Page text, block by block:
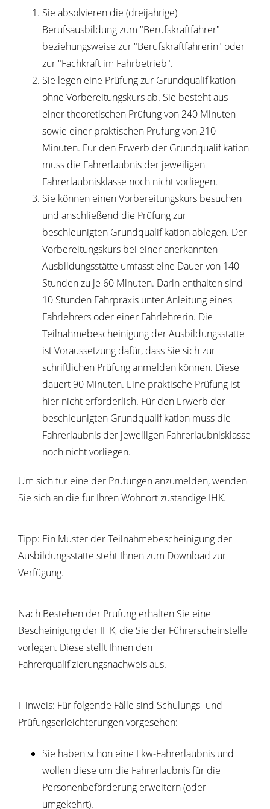
Sie absolvieren die (dreijährige)
Berufsausbildung zum "Berufskraftfahrer"
beziehungsweise zur "Berufskraftfahrerin" oder
zur "Fachkraft im Fahrbetrieb".
Sie legen eine Prüfung zur Grundqualifikation
ohne Vorbereitungskurs ab. Sie besteht aus
einer theoretischen Prüfung von 240 Minuten
sowie einer praktischen Prüfung von 210
Minuten. Für den Erwerb der Grundqualifikation
muss die Fahrerlaubnis der jeweiligen
Fahrerlaubnisklasse noch nicht vorliegen.
Sie können einen Vorbereitungskurs besuchen
und anschließend die Prüfung zur
beschleunigten Grundqualifikation ablegen. Der
Vorbereitungskurs bei einer anerkannten
Ausbildungsstätte umfasst eine Dauer von 140
Stunden zu je 60 Minuten. Darin enthalten sind
10 Stunden Fahrpraxis unter Anleitung eines
Fahrlehrers oder einer Fahrlehrerin. Die
Teilnahmebescheinigung der Ausbildungsstätte
ist Voraussetzung dafür, dass Sie sich zur
schriftlichen Prüfung anmelden können. Diese
dauert 90 Minuten. Eine praktische Prüfung ist
hier nicht erforderlich. Für den Erwerb der
beschleunigten Grundqualifikation muss die
Fahrerlaubnis der jeweiligen Fahrerlaubnisklasse
noch nicht vorliegen.
Um sich für eine der Prüfungen anzumelden, wenden
Sie sich an die für Ihren Wohnort zuständige IHK.
Tipp: Ein Muster der Teilnahmebescheinigung der
Ausbildungsstätte steht Ihnen zum Download zur
Verfügung.
Nach Bestehen der Prüfung erhalten Sie eine
Bescheinigung der IHK, die Sie der Führerscheinstelle
vorlegen. Diese stellt Ihnen den
Fahrerqualifizierungsnachweis aus.
Hinweis: Für folgende Fälle sind Schulungs- und
Prüfungserleichterungen vorgesehen:
Sie haben schon eine Lkw-Fahrerlaubnis und
wollen diese um die Fahrerlaubnis für die
Personenbeförderung erweitern (oder
umgekehrt).